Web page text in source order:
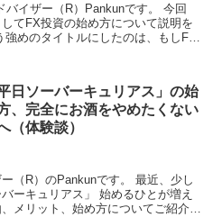
イザー（R）Pankunです。 今回
てFX投資の始め方について説明を
平日ソーバーキュリアス」の始
、完全にお酒をやめたくない
（体験談）
のPankunです。 最近、少し
ス」 始めるひとが増え
メリット、始め方についてご紹介し